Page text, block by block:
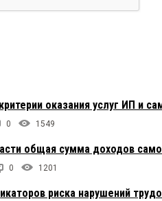
оказания услуг ИП и
0 1549
общая сумма доходов
0 1201
риска нарушений